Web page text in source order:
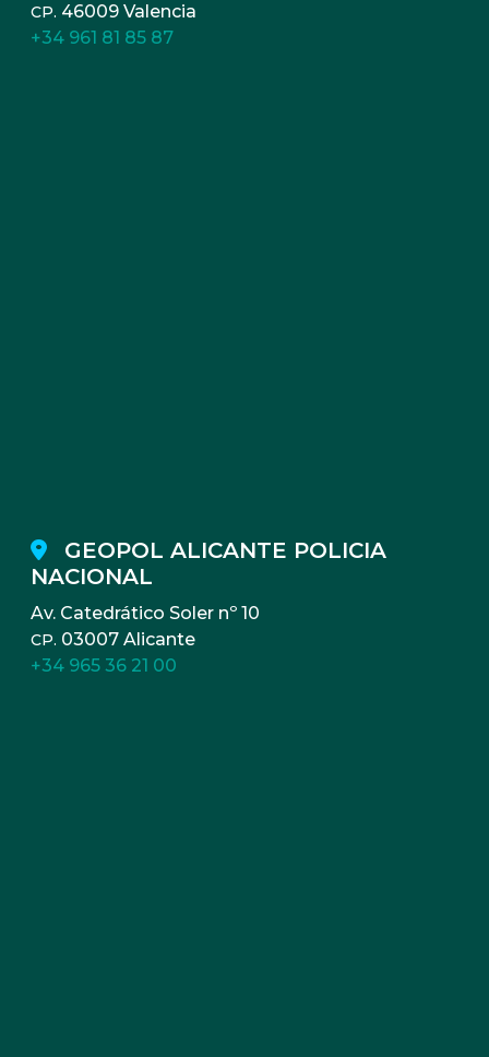
CP. 46009 Valencia
+34 961 81 85 87
GEOPOL ALICANTE POLICIA
NACIONAL
Av. Catedrático Soler nº 10
CP. 03007 Alicante
+34 965 36 21 00